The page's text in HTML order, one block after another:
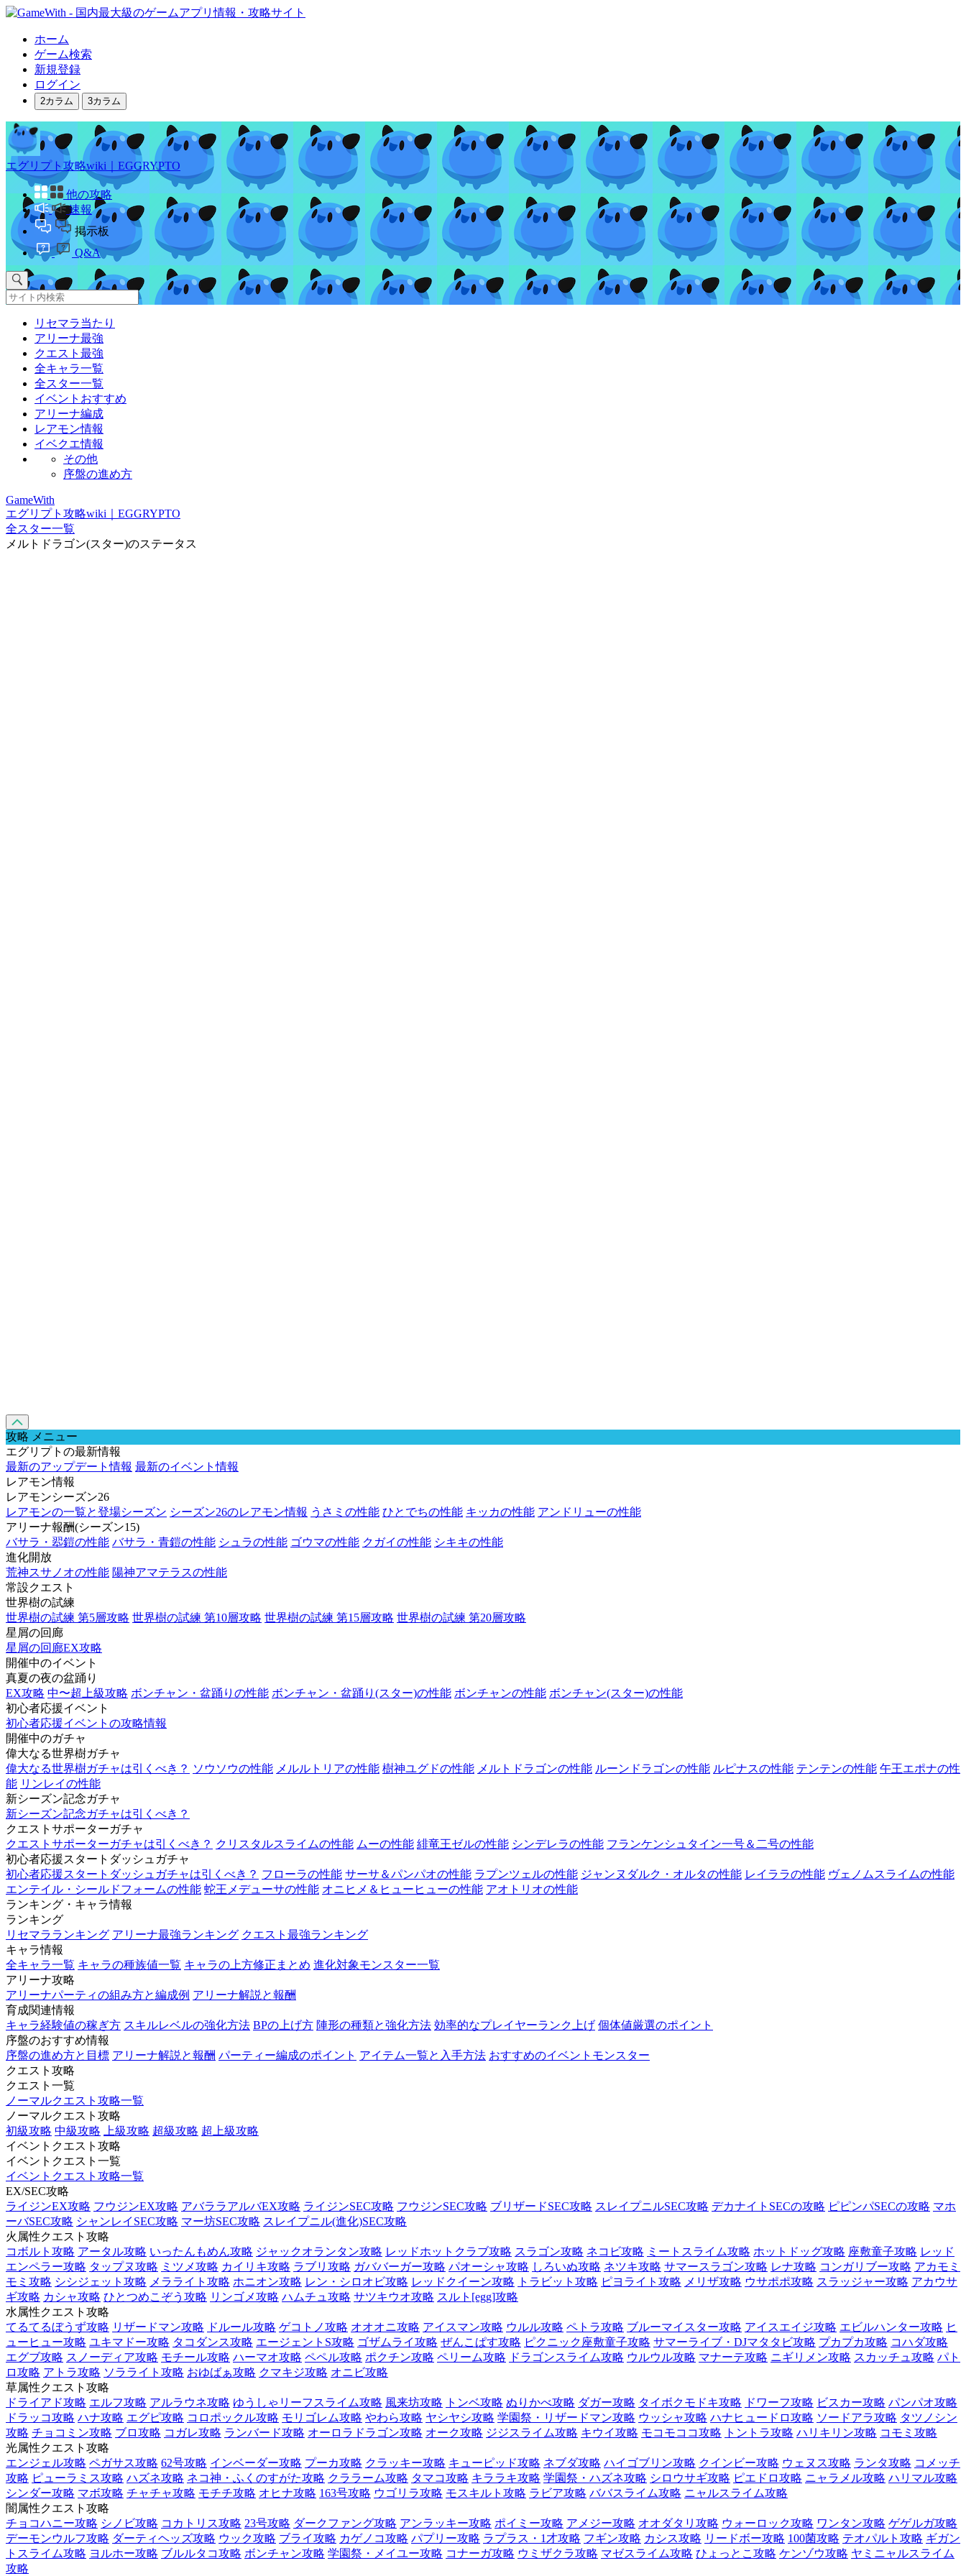
ホーム
ゲーム検索
新規登録
ログイン
2カラム 3カラム
エグリプト攻略wiki｜EGGRYPTO
他の攻略
速報
掲示板
Q&A
リセマラ当たり
アリーナ最強
クエスト最強
全キャラ一覧
全スター一覧
イベントおすすめ
アリーナ編成
レアモン情報
イベクエ情報
その他
序盤の進め方
GameWith
エグリプト攻略wiki｜EGGRYPTO
全スター一覧
メルトドラゴン(スター)のステータス
攻略 メニュー
エグリプトの最新情報
最新のアップデート情報 最新のイベント情報
レアモン情報
レアモンシーズン26
レアモンの一覧と登場シーズン シーズン26のレアモン情報 うさミの性能 ひとでちの性能 キッカの性能 アンドリューの性能
アリーナ報酬(シーズン15)
バサラ・翆鎧の性能 バサラ・青鎧の性能 シュラの性能 ゴウマの性能 クガイの性能 シキキの性能
進化開放
荒神スサノオの性能 陽神アマテラスの性能
常設クエスト
世界樹の試練
世界樹の試練 第5層攻略 世界樹の試練 第10層攻略 世界樹の試練 第15層攻略 世界樹の試練 第20層攻略
星屑の回廊
星屑の回廊EX攻略
開催中のイベント
真夏の夜の盆踊り
EX攻略 中〜超上級攻略 ボンチャン・盆踊りの性能 ボンチャン・盆踊り(スター)の性能 ボンチャンの性能 ボンチャン(スター)の性能
初心者応援イベント
初心者応援イベントの攻略情報
開催中のガチャ
偉大なる世界樹ガチャ
偉大なる世界樹ガチャは引くべき？ ソウソウの性能 メルルトリアの性能 樹神ユグドの性能 メルトドラゴンの性能 ルーンドラゴンの性能 ルピナスの性能 テンテンの性能 午王エポナの性
能 リンレイの性能
新シーズン記念ガチャ
新シーズン記念ガチャは引くべき？
クエストサポーターガチャ
クエストサポーターガチャは引くべき？ クリスタルスライムの性能 ムーの性能 緋竜王ゼルの性能 シンデレラの性能 フランケンシュタイン一号＆二号の性能
初心者応援スタートダッシュガチャ
初心者応援スタートダッシュガチャは引くべき？ フローラの性能 サーサ＆パンパオの性能 ラプンツェルの性能 ジャンヌダルク・オルタの性能 レイララの性能 ヴェノムスライムの性能
エンテイル・シールドフォームの性能 蛇王メデューサの性能 オニヒメ＆ヒューヒューの性能 アオトリオの性能
ランキング・キャラ情報
ランキング
リセマラランキング アリーナ最強ランキング クエスト最強ランキング
キャラ情報
全キャラ一覧 キャラの種族値一覧 キャラの上方修正まとめ 進化対象モンスター一覧
アリーナ攻略
アリーナパーティの組み方と編成例 アリーナ解説と報酬
育成関連情報
キャラ経験値の稼ぎ方 スキルレベルの強化方法 BPの上げ方 陣形の種類と強化方法 効率的なプレイヤーランク上げ 個体値厳選のポイント
序盤のおすすめ情報
序盤の進め方と目標 アリーナ解説と報酬 パーティー編成のポイント アイテム一覧と入手方法 おすすめのイベントモンスター
クエスト攻略
クエスト一覧
ノーマルクエスト攻略一覧
ノーマルクエスト攻略
初級攻略 中級攻略 上級攻略 超級攻略 超上級攻略
イベントクエスト攻略
イベントクエスト一覧
イベントクエスト攻略一覧
EX/SEC攻略
ライジンEX攻略 フウジンEX攻略 アバララアルバEX攻略 ライジンSEC攻略 フウジンSEC攻略 ブリザードSEC攻略 スレイプニルSEC攻略 デカナイトSECの攻略 ピピンパSECの攻略 マホ
ーバSEC攻略 シャンレイSEC攻略 マー坊SEC攻略 スレイプニル(進化)SEC攻略
火属性クエスト攻略
コボルト攻略 アータル攻略 いったんもめん攻略 ジャックオランタン攻略 レッドホットクラブ攻略 スラゴン攻略 ネコビ攻略 ミートスライム攻略 ホットドッグ攻略 座敷童子攻略 レッド
エンペラー攻略 タップヌ攻略 ミツメ攻略 カイリキ攻略 ラブリ攻略 ガババーガー攻略 パオーシャ攻略 しろいぬ攻略 ネツキ攻略 サマースラゴン攻略 レナ攻略 コンガリブー攻略 アカモミ
モミ攻略 シシジェット攻略 メラライト攻略 ホニオン攻略 レン・シロオビ攻略 レッドクイーン攻略 トラビット攻略 ピヨライト攻略 メリザ攻略 ウサポポ攻略 スラッジャー攻略 アカウサ
ギ攻略 カシャ攻略 ひとつめこぞう攻略 リンゴメ攻略 ハムチュ攻略 サツキウオ攻略 スルト[egg]攻略
水属性クエスト攻略
てるてるぼうず攻略 リザードマン攻略 ドルール攻略 ゲコトノ攻略 オオオニ攻略 アイスマン攻略 ウルル攻略 ペトラ攻略 ブルーマイスター攻略 アイスエイジ攻略 エビルハンター攻略 ヒ
ューヒュー攻略 ユキマドー攻略 タコダンス攻略 エージェントS攻略 ゴザムライ攻略 ぜんこぱす攻略 ピクニック座敷童子攻略 サマーライブ・DJマタタビ攻略 プカプカ攻略 コハダ攻略
エグブ攻略 スノーディア攻略 モチール攻略 ハーマオ攻略 ペペル攻略 ポクチン攻略 ペリーム攻略 ドラゴンスライム攻略 ウルウル攻略 マナーテ攻略 ニギリメン攻略 スカッチュ攻略 パト
ロ攻略 アトラ攻略 ソラライト攻略 おゆばぁ攻略 クマキジ攻略 オニビ攻略
草属性クエスト攻略
ドライアド攻略 エルフ攻略 アルラウネ攻略 ゆうしゃリーフスライム攻略 風来坊攻略 トンベ攻略 ぬりかべ攻略 ダガー攻略 タイボクモドキ攻略 ドワーフ攻略 ビスカー攻略 パンパオ攻略
ドラッコ攻略 ハナ攻略 エグピ攻略 コロポックル攻略 モリゴレム攻略 やわら攻略 ヤシヤシ攻略 学園祭・リザードマン攻略 ウッシャ攻略 ハナヒュードロ攻略 ソードアラ攻略 タツノシン
攻略 チョコミン攻略 ブロ攻略 コガレ攻略 ランバード攻略 オーロラドラゴン攻略 オーク攻略 ジジスライム攻略 キウイ攻略 モコモココ攻略 トントラ攻略 ハリキリン攻略 コモミ攻略
光属性クエスト攻略
エンジェル攻略 ペガサス攻略 62号攻略 インベーダー攻略 プーカ攻略 クラッキー攻略 キューピッド攻略 ネブダ攻略 ハイゴブリン攻略 クインビー攻略 ウェヌス攻略 ランタ攻略 コメッチ
攻略 ピューラミス攻略 ハズネ攻略 ネコ神・ふくのすがた攻略 クララーム攻略 タマコ攻略 キララキ攻略 学園祭・ハズネ攻略 シロウサギ攻略 ピエドロ攻略 ニャラメル攻略 ハリマル攻略
シンダー攻略 マボ攻略 チャチャ攻略 モチチ攻略 オヒナ攻略 163号攻略 ウゴリラ攻略 モスキルト攻略 ラビア攻略 ババスライム攻略 ニャルスライム攻略
闇属性クエスト攻略
チョコハニー攻略 シノビ攻略 コカトリス攻略 23号攻略 ダークファング攻略 アンラッキー攻略 ポイミー攻略 アメジー攻略 オオダタリ攻略 ウォーロック攻略 ワンタン攻略 ゲゲルガ攻略
デーモンウルフ攻略 ダーティヘッズ攻略 ウック攻略 ブライ攻略 カゲノコ攻略 パプリー攻略 ラプラス・1才攻略 フギン攻略 カシス攻略 リードボー攻略 100菌攻略 テオパルト攻略 ギガン
トスライム攻略 ヨルホー攻略 ブルルタコ攻略 ボンチャン攻略 学園祭・メイユー攻略 コナーガ攻略 ウミザクラ攻略 マゼスライム攻略 ひょっとこ攻略 ケンゾウ攻略 ヤミニャルスライム
攻略